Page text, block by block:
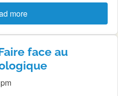
more
face au